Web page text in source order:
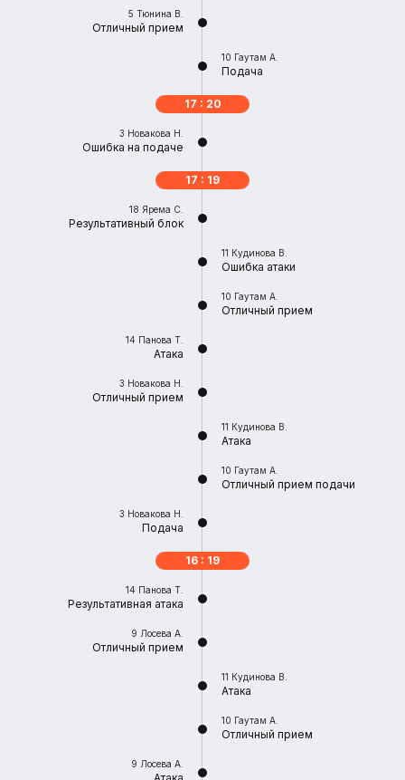
5 Тюнина В.
Отличный прием
10 Гаутам А.
Подача
17 : 20
3 Новакова Н.
Ошибка на подаче
17 : 19
18 Ярема С.
Результативный блок
11 Кудинова В.
Ошибка атаки
10 Гаутам А.
Отличный прием
14 Панова Т.
Атака
3 Новакова Н.
Отличный прием
11 Кудинова В.
Атака
10 Гаутам А.
Отличный прием подачи
3 Новакова Н.
Подача
16 : 19
14 Панова Т.
Результативная атака
9 Лосева А.
Отличный прием
11 Кудинова В.
Атака
10 Гаутам А.
Отличный прием
9 Лосева А.